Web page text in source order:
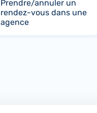
Prendre/annuler un
rendez-vous dans une
agence